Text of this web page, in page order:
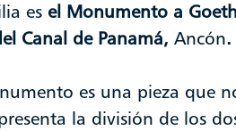
es el Monumento a
Canal de Panamá, Ancón.
es una pieza que
la división de los